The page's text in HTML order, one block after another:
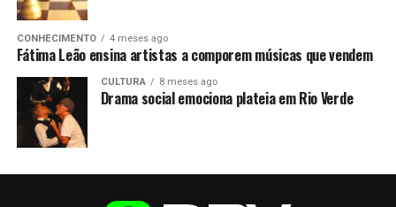
CONHECIMENTO 4 meses ago
Fátima Leão ensina artistas a comporem músicas que vendem
CULTURA 8 meses ago
Drama social emociona plateia em Rio Verde